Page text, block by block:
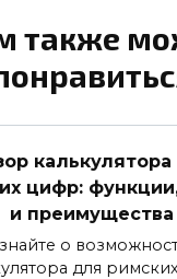
также
цифр:
и преимущества
о
для